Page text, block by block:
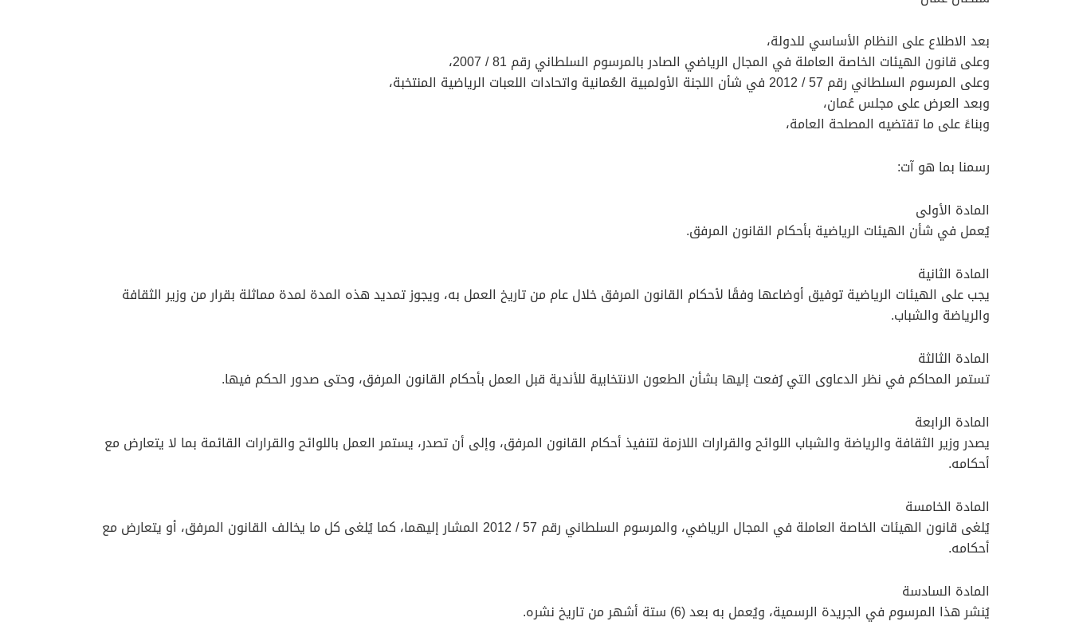
بعد الاطلاع على النظام الأساسي للدولة،
وعلى قانون الهيئات الخاصة العاملة في المجال الرياضي الصادر بالمرسوم السلطاني رقم 81 / 2007،
وعلى المرسوم السلطاني رقم 57 / 2012 في شأن اللجنة الأولمبية العُمانية واتحادات اللعبات الرياضية المنتخبة،
وبعد العرض على مجلس عُمان،
وبناءً على ما تقتضيه المصلحة العامة،
رسمنا بما هو آت:
المادة الأولى
يُعمل في شأن الهيئات الرياضية بأحكام القانون المرفق.
المادة الثانية
يجب على الهيئات الرياضية توفيق أوضاعها وفقًا لأحكام القانون المرفق خلال عام من تاريخ العمل به، ويجوز تمديد هذه المدة لمدة مماثلة بقرار من وزير الثقافة
والرياضة والشباب.
المادة الثالثة
تستمر المحاكم في نظر الدعاوى التي رُفعت إليها بشأن الطعون الانتخابية للأندية قبل العمل بأحكام القانون المرفق، وحتى صدور الحكم فيها.
المادة الرابعة
يصدر وزير الثقافة والرياضة والشباب اللوائح والقرارات اللازمة لتنفيذ أحكام القانون المرفق، وإلى أن تصدر، يستمر العمل باللوائح والقرارات القائمة بما لا يتعارض مع
أحكامه.
المادة الخامسة
يُلغى قانون الهيئات الخاصة العاملة في المجال الرياضي، والمرسوم السلطاني رقم 57 / 2012 المشار إليهما، كما يُلغى كل ما يخالف القانون المرفق، أو يتعارض مع
أحكامه.
المادة السادسة
يُنشر هذا المرسوم في الجريدة الرسمية، ويُعمل به بعد (6) ستة أشهر من تاريخ نشره.